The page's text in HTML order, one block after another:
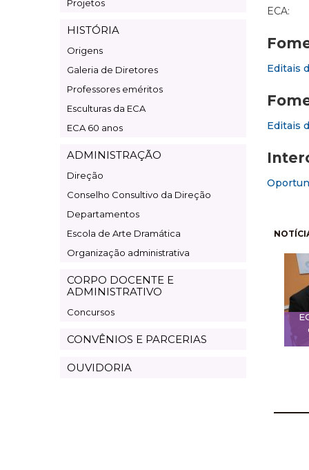
Projetos
HISTÓRIA
Origens
Galeria de Diretores
Professores eméritos
Esculturas da ECA
ECA 60 anos
ADMINISTRAÇÃO
Direção
Conselho Consultivo da Direção
Departamentos
Escola de Arte Dramática
Organização administrativa
CORPO DOCENTE E
ADMINISTRATIVO
Concursos
CONVÊNIOS E PARCERIAS
OUVIDORIA
ECA:
Editais
Editais